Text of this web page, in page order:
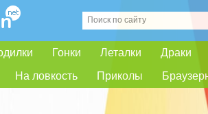
Гонки Леталки
Драки
На ловкость Приколы